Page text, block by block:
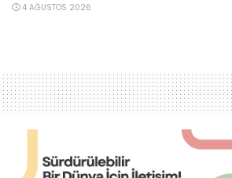
4 AĞUSTOS 2026